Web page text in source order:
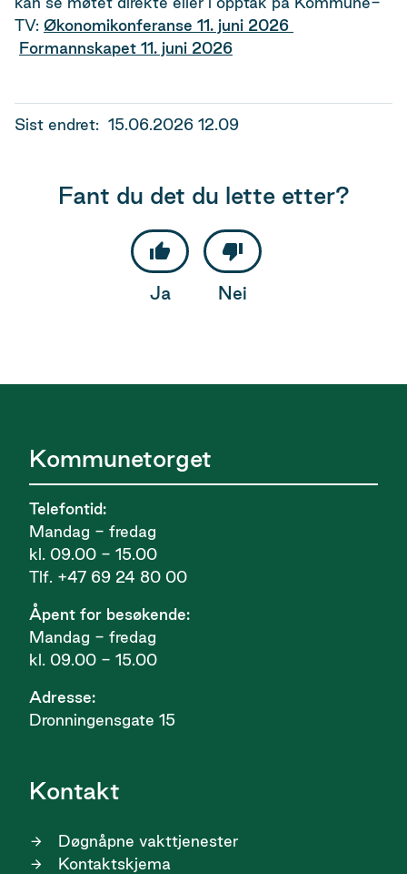
TV: Økonomikonferanse 11. juni 2026
Formannskapet 11. juni 2026
Sist endret 15.06.2026 12.09
Fant du det du lette etter?
Ja Nei
Kommunetorget
Telefontid:
Mandag - fredag
kl. 09.00 - 15.00
Tlf. +47 69 24 80 00
Åpent for besøkende:
Mandag - fredag
kl. 09.00 - 15.00
Adresse:
Dronningensgate 15
Kontakt
Døgnåpne vakttjenester
Kontaktskjema